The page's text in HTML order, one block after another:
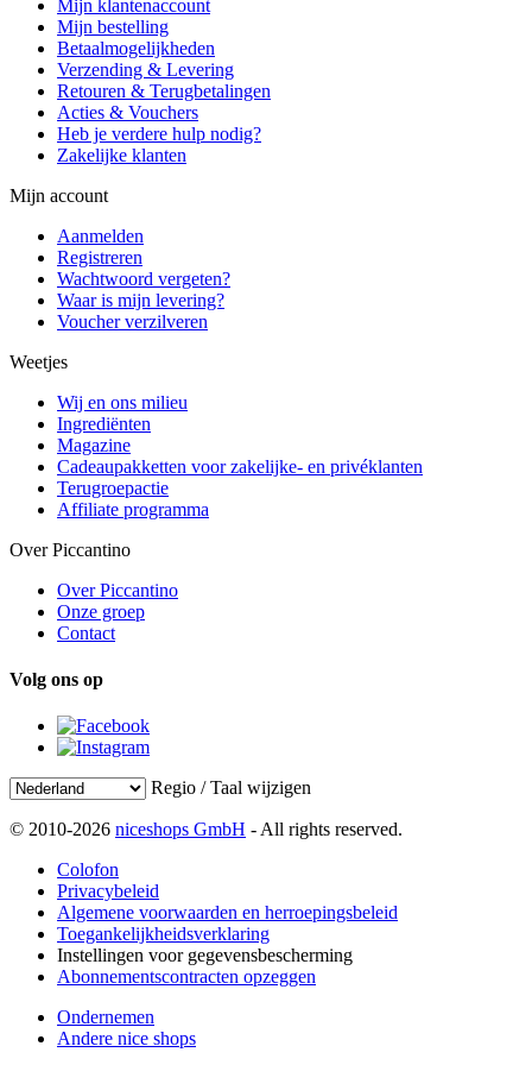
Mijn klantenaccount
Mijn bestelling
Betaalmogelijkheden
Verzending & Levering
Retouren & Terugbetalingen
Acties & Vouchers
Heb je verdere hulp nodig?
Zakelijke klanten
Mijn account
Aanmelden
Registreren
Wachtwoord vergeten?
Waar is mijn levering?
Voucher verzilveren
Weetjes
Wij en ons milieu
Ingrediënten
Magazine
Cadeaupakketten voor zakelijke- en privéklanten
Terugroepactie
Affiliate programma
Over Piccantino
Over Piccantino
Onze groep
Contact
Volg ons op
Regio / Taal wijzigen
© 2010-2026 niceshops GmbH - All rights reserved.
Colofon
Privacybeleid
Algemene voorwaarden en herroepingsbeleid
Toegankelijkheidsverklaring
Instellingen voor gegevensbescherming
Abonnementscontracten opzeggen
Ondernemen
Andere nice shops